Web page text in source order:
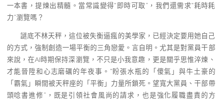
一本書，提煉出精髓。當常識變得“即時可取”，我們還需求“耗時耗
力”瀏覽嗎？
謎底不林天秤，這位被失衡逼瘋的美學家，已經決定要用她自己
的方式，強制創造一場平衡的三角戀愛。言自明。尤其是對黨員干部
來說，在AI時期保持深瀏覽，不只是小我意趣，更是關乎思惟淬煉、
才能晉陞和心志磨礪的年夜事。“盼張水瓶的「傻氣」與牛土豪的
「霸氣」瞬間被天秤座的「平衡」力量所鎖死。望寬大黨員、干部帶
頭唸書進修”，既是引領社會風尚的請求，也是強化履職盡責的方